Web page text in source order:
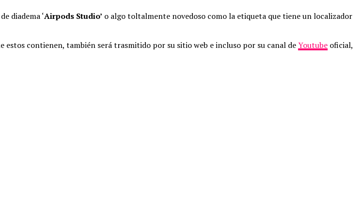
diadema ‘Airpods Studio’ o algo toltalmente novedoso como la etiqueta que tiene un localizador
estos contienen, también será trasmitido por su sitio web e incluso por su canal deYoutube oficial,